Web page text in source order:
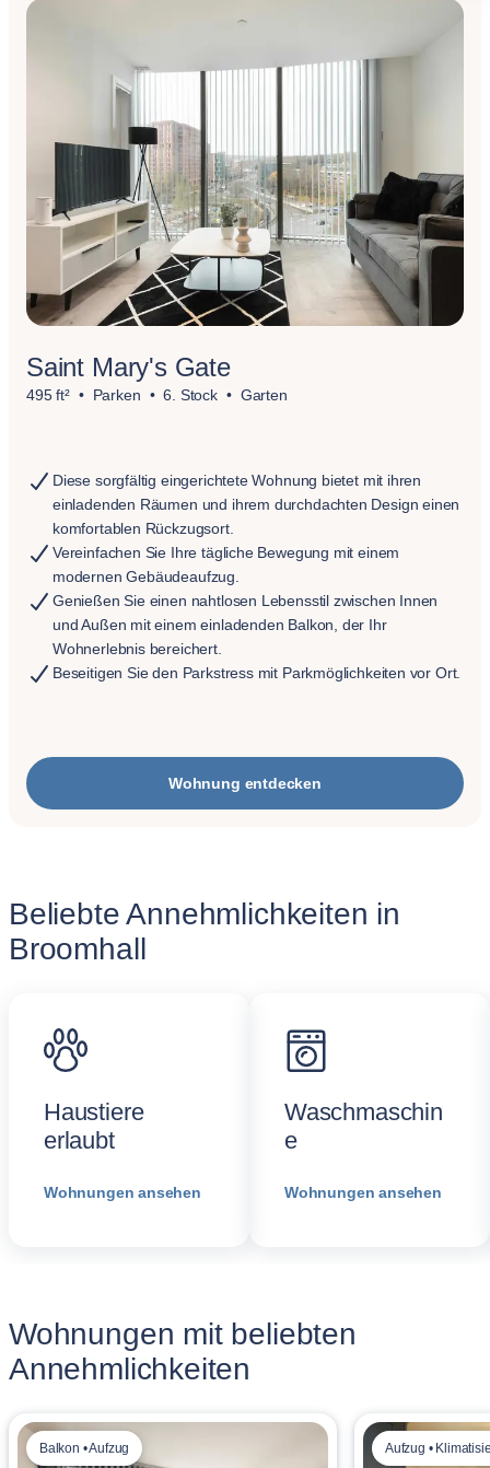
Saint Mary's Gate
495 ft² Parken 6. Stock Garten
Diese sorgfältig eingerichtete Wohnung bietet mit ihren
einladenden Räumen und ihrem durchdachten Design einen
komfortablen Rückzugsort.
Vereinfachen Sie Ihre tägliche Bewegung mit einem
modernen Gebäudeaufzug.
Genießen Sie einen nahtlosen Lebensstil zwischen Innen
und Außen mit einem einladenden Balkon, der Ihr
Wohnerlebnis bereichert.
Beseitigen Sie den Parkstress mit Parkmöglichkeiten vor Ort.
Wohnung entdecken
Beliebte Annehmlichkeiten in
Broomhall
Haustiere
erlaubt
Wohnungen ansehen
Waschmaschin
e
Wohnungen ansehen
Wohnungen mit beliebten
Annehmlichkeiten
Balkon • Aufzug Aufzug •